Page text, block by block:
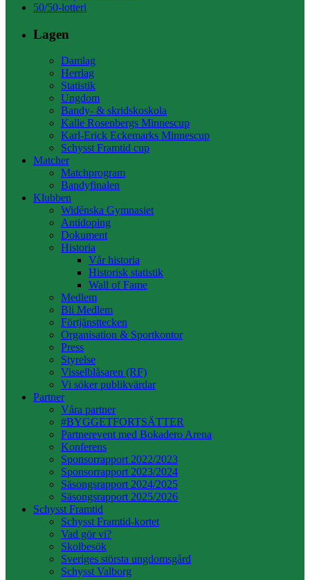
50/50-lotteri
Lagen
Damlag
Herrlag
Statistik
Ungdom
Bandy- & skridskoskola
Kalle Rosenbergs Minnescup
Karl-Erick Eckemarks Minnescup
Schysst Framtid cup
Matcher
Matchprogram
Bandyfinalen
Klubben
Widénska Gymnasiet
Antidoping
Dokument
Historia
Vår historia
Historisk statistik
Wall of Fame
Medlem
Bli Medlem
Förtjänsttecken
Organisation & Sportkontor
Press
Styrelse
Visselblåsaren (RF)
Vi söker publikvärdar
Partner
Våra partner
#BYGGETFORTSÄTTER
Partnerevent med Bokadero Arena
Konferens
Sponsorrapport 2022/2023
Sponsorrapport 2023/2024
Säsongsrapport 2024/2025
Säsongsrapport 2025/2026
Schysst Framtid
Schysst Framtid-kortet
Vad gör vi?
Skolbesök
Sveriges största ungdomsgård
Schysst Valborg